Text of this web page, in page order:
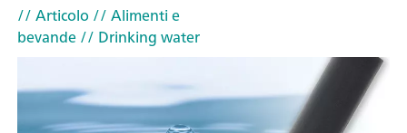
// Articolo // Alimenti e
bevande// Drinking water